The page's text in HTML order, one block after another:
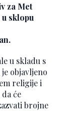
za Met
sklopu
u skladu s
objavljeno
religije i
će
brojne